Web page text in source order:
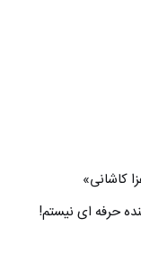
حرفه ای نیستم!